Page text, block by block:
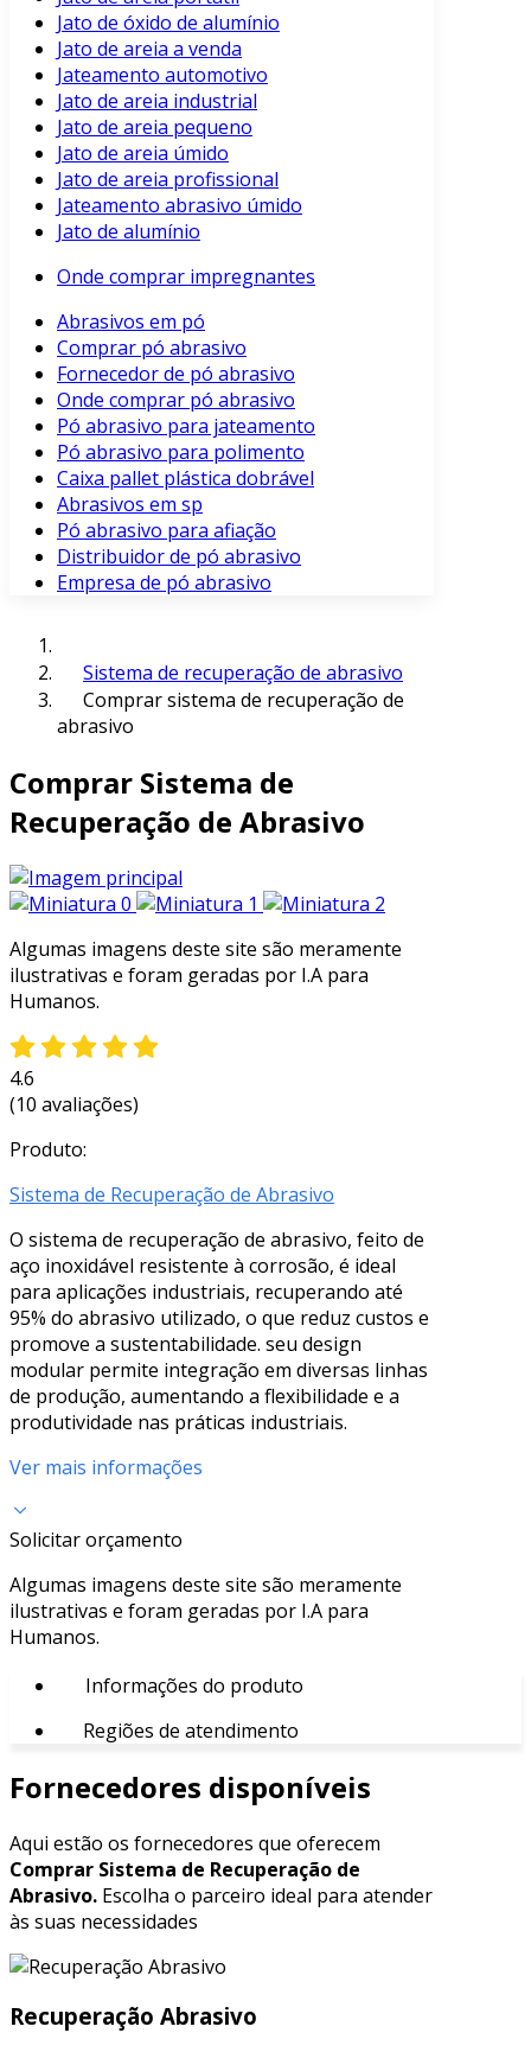
Jato de óxido de alumínio
Jato de areia a venda
Jateamento automotivo
Jato de areia industrial
Jato de areia pequeno
Jato de areia úmido
Jato de areia profissional
Jateamento abrasivo úmido
Jato de alumínio
Onde comprar impregnantes
Abrasivos em pó
Comprar pó abrasivo
Fornecedor de pó abrasivo
Onde comprar pó abrasivo
Pó abrasivo para jateamento
Pó abrasivo para polimento
Caixa pallet plástica dobrável
Abrasivos em sp
Pó abrasivo para afiação
Distribuidor de pó abrasivo
Empresa de pó abrasivo
Sistema de recuperação de abrasivo
Comprar sistema de recuperação de
abrasivo
Comprar Sistema de
Recuperação de Abrasivo
Algumas imagens deste site são meramente
ilustrativas e foram geradas por I.A para
Humanos.
4.6
(10 avaliações)
Produto:
Sistema de Recuperação de Abrasivo
O sistema de recuperação de abrasivo, feito de
aço inoxidável resistente à corrosão, é ideal
para aplicações industriais, recuperando até
95% do abrasivo utilizado, o que reduz custos e
promove a sustentabilidade. seu design
modular permite integração em diversas linhas
de produção, aumentando a flexibilidade e a
produtividade nas práticas industriais.
Ver mais informações
Solicitar orçamento
Algumas imagens deste site são meramente
ilustrativas e foram geradas por I.A para
Humanos.
Informações do produto
Regiões de atendimento
Fornecedores disponíveis
Aqui estão os fornecedores que oferecem
Comprar Sistema de Recuperação de
Abrasivo. Escolha o parceiro ideal para atender
às suas necessidades
Recuperação Abrasivo